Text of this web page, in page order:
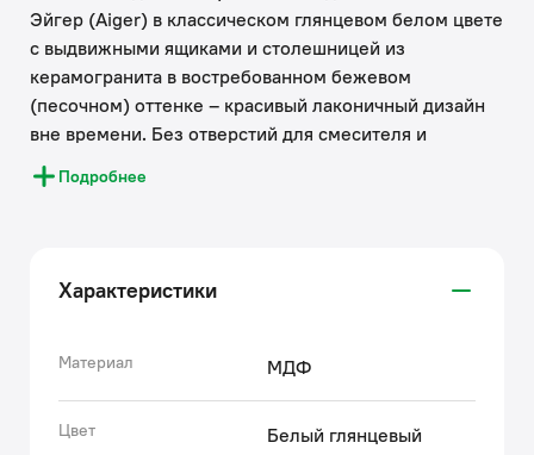
Эйгер (Aiger) в классическом глянцевом белом цвете
с выдвижными ящиками и столешницей из
керамогранита в востребованном бежевом
(песочном) оттенке – красивый лаконичный дизайн
вне времени. Без отверстий для смесителя и
умывальника.
скругления угла тумбы. Край филигранно запилен
под 45 градусов и отполирован до глянцевого блеска
• Влагостойкие материалы: фасады и боковины из
эмалью Carpoly в шесть слоёв, что обеспечивает
защиту от влаги на срок от 10 лет и выше (при
Подробнее
Характеристики
Материал МДФ
Цвет Белый глянцевый